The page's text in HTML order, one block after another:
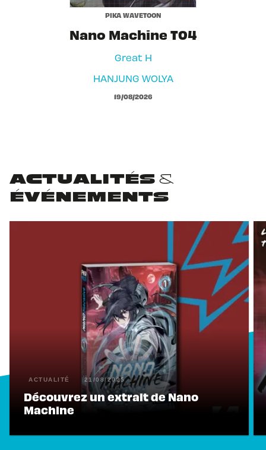
PIKA WAVETOON
Nano Machine T04
Great H
HANJUNG WOLYA
19/08/2026
ACTUALITÉS &
ÉVÉNEMENTS
ACTUALITÉ 21/08/2025
Découvrez un extrait de Nano
Machine